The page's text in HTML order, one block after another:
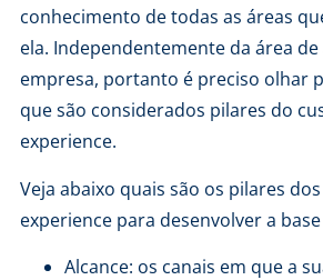
conhecimento de todas as áreas
ela. Independentemente da área
empresa, portanto é preciso olhar
que são considerados pilares do
experience.
Veja abaixo quais são os pilares
experience para desenvolver a
Alcance: os canais em que a